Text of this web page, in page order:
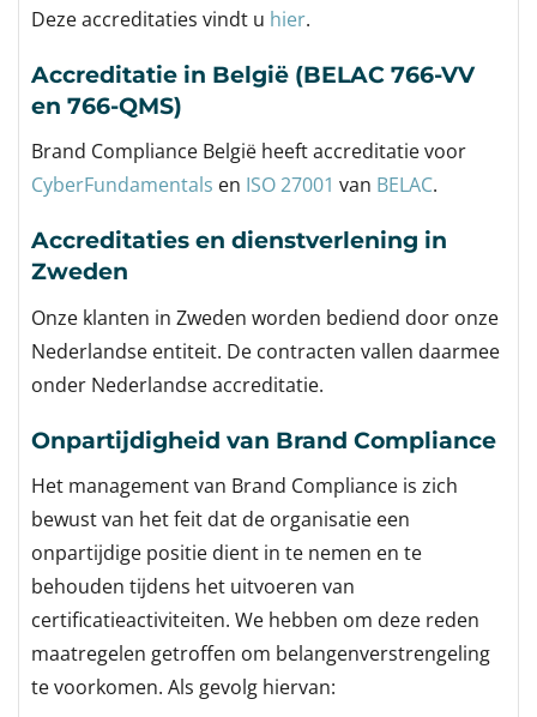
Deze accreditaties vindt u hier.
Accreditatie in België (BELAC 766-VV
en 766-QMS)
Brand Compliance België heeft accreditatie voor
CyberFundamentals en ISO 27001 van BELAC.
Accreditaties en dienstverlening in
Zweden
Onze klanten in Zweden worden bediend door onze
Nederlandse entiteit. De contracten vallen daarmee
onder Nederlandse accreditatie.
Onpartijdigheid van Brand Compliance
Het management van Brand Compliance is zich
bewust van het feit dat de organisatie een
onpartijdige positie dient in te nemen en te
behouden tijdens het uitvoeren van
certificatieactiviteiten. We hebben om deze reden
maatregelen getroffen om belangenverstrengeling
te voorkomen. Als gevolg hiervan: